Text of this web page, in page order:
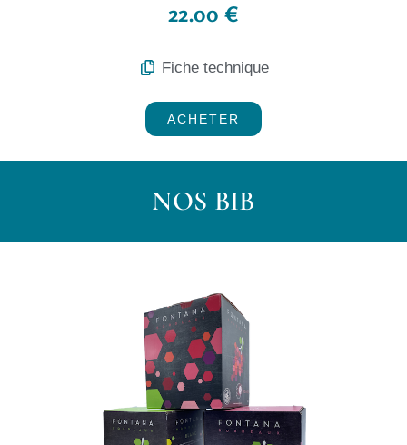
22.00 €
Fiche technique
ACHETER
NOS BIB